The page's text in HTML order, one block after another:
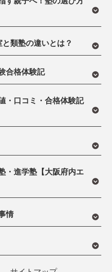
類塾の違いとは？
合格体験記
・口コミ・合格体験記
・進学塾【大阪府内エ
情